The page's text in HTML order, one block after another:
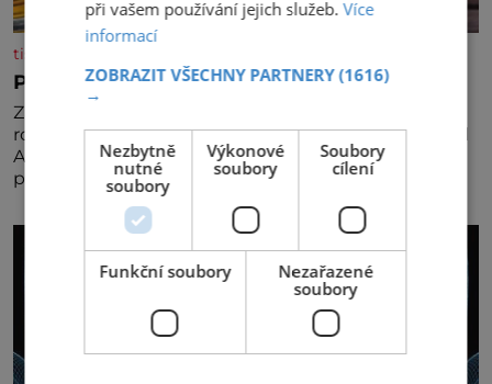
tisicereceptu.cz
Pravá irská káva
Za jejího tvůrce je považován Joe Sharidan, když v
roce 1943 u letiště irského města Foynes obsluhoval
Američany, kteří kvůli špatnému počasí nemohli
pokračovat v cestě. Povzbudil je tehdy kávou,
při vašem používání jejich služeb.Více
informací
ZOBRAZIT VŠECHNY PARTNERY(1616)
→
Nezbytně
nutné
soubory
Výkonové
soubory
Soubory
cílení
Funkční soubory
Nezařazené
soubory